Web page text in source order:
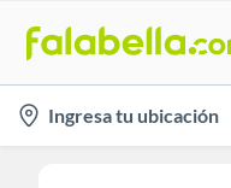
location-
icon
Ingresa tu ubicación